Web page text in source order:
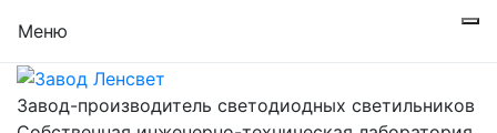
Меню
Завод-производитель светодиодных светильников